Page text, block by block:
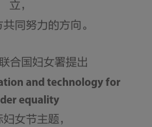
立，
同努力的方向。
合国妇女署提出
and technology for
equality
妇女节主题，